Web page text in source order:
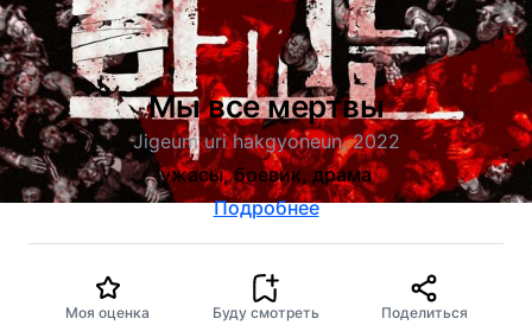
Мы все мертвы
Jigeum uri hakgyoneun, 2022
ужасы, боевик, драма
Подробнее
Моя оценка Буду смотреть Поделиться